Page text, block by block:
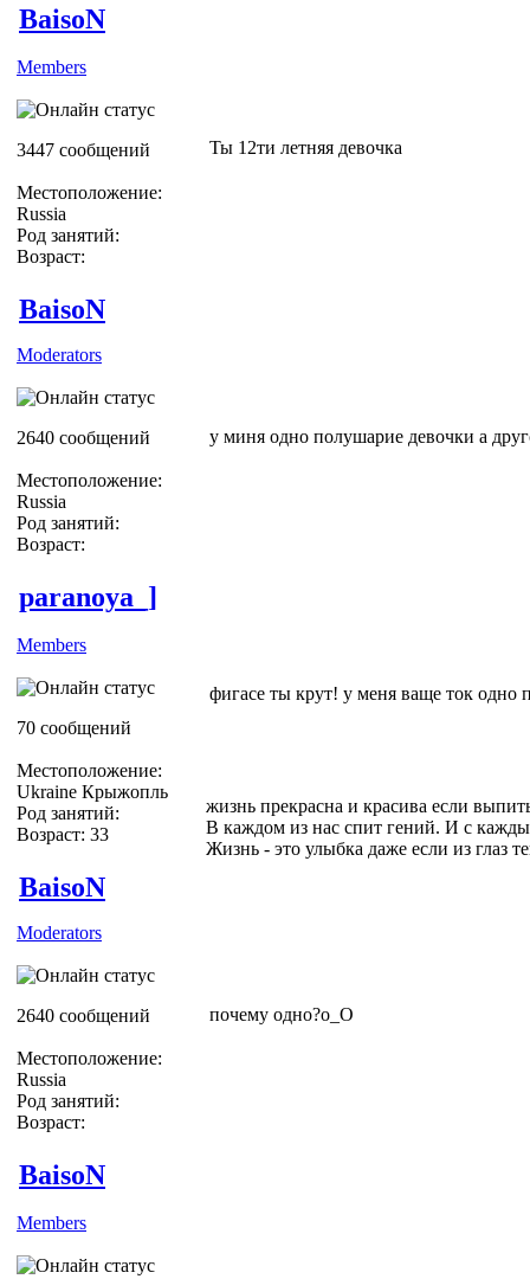
BaisoN
Members
3447 сообщений
Местоположение:
Russia
Род занятий:
Возраст:
Ты 12ти летняя девочка
BaisoN
Moderators
2640 сообщений
Местоположение:
Russia
Род занятий:
Возраст:
у миня одно полушарие девочки а
paranoya_]
Members
70 сообщений
Местоположение:
Ukraine Крыжопль
Род занятий:
Возраст: 33
фигасе ты крут! у меня ваще ток одно
жизнь прекрасна и красива если
В каждом из нас спит гений. И с
Жизнь - это улыбка даже если из глаз
BaisoN
Moderators
2640 сообщений
Местоположение:
Russia
Род занятий:
Возраст:
почему одно?о_О
BaisoN
Members